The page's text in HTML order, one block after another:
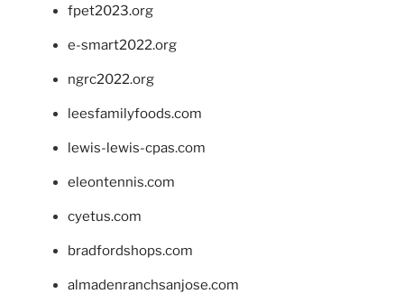
fpet2023.org
e-smart2022.org
ngrc2022.org
leesfamilyfoods.com
lewis-lewis-cpas.com
eleontennis.com
cyetus.com
bradfordshops.com
almadenranchsanjose.com